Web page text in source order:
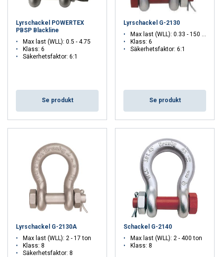
Flexibel användning
– Perfekt för både statiska och
FAQ
Vad är en lyrschackel?
Nej, det är inte rekommenderat att ha fler än ett redskap i
Välj skruvbult för snabb montering och bult/mutter för extra
säkerhet i statiska eller vibrerande miljöer.
Tål lyrschacklar tunga lyft?
Ja, modellerna finns i flera säkerhetsklasser och är avsedda för
professionella lyftapplikationer.
Utgå från lastens vikt, typ av lyftredskap och hur många delar som
ska kopplas samman.
Fler typer av schacklar
Lyrschackel POWERTEX
PBSP Blackline
Max last (WLL): 0.5 - 4.75
Klass: 6
Säkerhetsfaktor: 6:1
Se produkt
Lyrschackel G-2130
Max last (WLL): 0.33 - 150 ton
Klass: 6
Säkerhetsfaktor: 6:1
Se produkt
Lyrschackel G-2130A
Max last (WLL): 2 - 17 ton
Klass: 8
Säkerhetsfaktor: 8
Schackel G-2140
Max last (WLL): 2 - 400 ton
Klass: 8